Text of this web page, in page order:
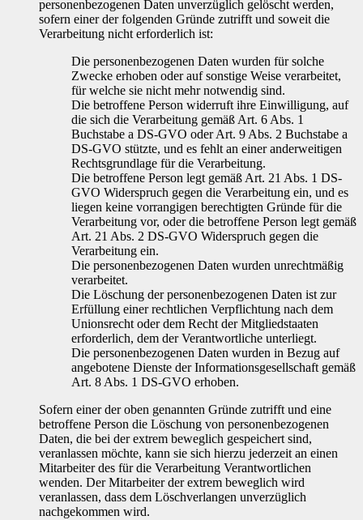
personenbezogenen Daten unverzüglich gelöscht werden,
sofern einer der folgenden Gründe zutrifft und soweit die
Verarbeitung nicht erforderlich ist:
Die personenbezogenen Daten wurden für solche
Zwecke erhoben oder auf sonstige Weise verarbeitet,
für welche sie nicht mehr notwendig sind.
Die betroffene Person widerruft ihre Einwilligung, auf
die sich die Verarbeitung gemäß Art. 6 Abs. 1
Buchstabe a DS-GVO oder Art. 9 Abs. 2 Buchstabe a
DS-GVO stützte, und es fehlt an einer anderweitigen
Rechtsgrundlage für die Verarbeitung.
Die betroffene Person legt gemäß Art. 21 Abs. 1 DS-
GVO Widerspruch gegen die Verarbeitung ein, und es
liegen keine vorrangigen berechtigten Gründe für die
Verarbeitung vor, oder die betroffene Person legt gemäß
Art. 21 Abs. 2 DS-GVO Widerspruch gegen die
Verarbeitung ein.
Die personenbezogenen Daten wurden unrechtmäßig
verarbeitet.
Die Löschung der personenbezogenen Daten ist zur
Erfüllung einer rechtlichen Verpflichtung nach dem
Unionsrecht oder dem Recht der Mitgliedstaaten
erforderlich, dem der Verantwortliche unterliegt.
Die personenbezogenen Daten wurden in Bezug auf
angebotene Dienste der Informationsgesellschaft gemäß
Art. 8 Abs. 1 DS-GVO erhoben.
Sofern einer der oben genannten Gründe zutrifft und eine
betroffene Person die Löschung von personenbezogenen
Daten, die bei der extrem beweglich gespeichert sind,
veranlassen möchte, kann sie sich hierzu jederzeit an einen
Mitarbeiter des für die Verarbeitung Verantwortlichen
wenden. Der Mitarbeiter der extrem beweglich wird
veranlassen, dass dem Löschverlangen unverzüglich
nachgekommen wird.